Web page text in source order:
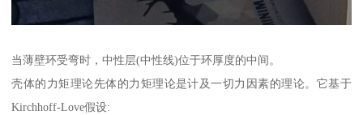
当薄壁环受弯时，中性层(中性线)位于环厚度的中间。
壳体的力矩理论先体的力矩理论是计及一切力因素的理论。它基于
Kirchhoff-Love假设: